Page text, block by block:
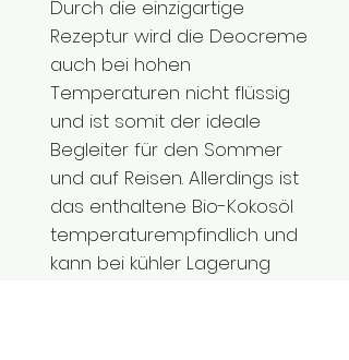
Durch die einzigartige
Rezeptur wird die Deocreme
auch bei hohen
Temperaturen nicht flüssig
und ist somit der ideale
Begleiter für den Sommer
und auf Reisen. Allerdings ist
das enthaltene Bio-Kokosöl
temperaturempfindlich und
kann bei kühler Lagerung